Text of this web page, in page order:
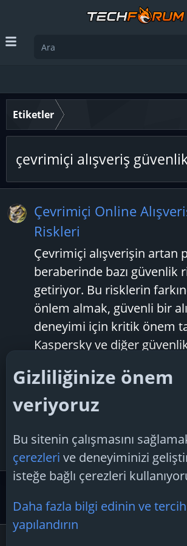
Etiketler
çevrimiçi alışveriş
Çevrimiçi Online
Riskleri
Çevrimiçi alışverişin artan
beraberinde bazı güvenlik
getiriyor. Bu risklerin
önlem almak, güvenli bir
deneyimi için kritik önem
Kaspersky ve diğer
çevrimiçi alışveriş güvenlik
F.T.H Konu 23 Aralık 2024
çevrimiçi
online
alışveriş riskleri
Genel Bilgisayar ve
Etiketler
Gizliliğinize önem
veriyoruz
Bu sitenin çalışmasını
çerezleri ve deneyiminizi
isteğe bağlı çerezleri
Daha fazla bilgi edinin ve
yapılandırın